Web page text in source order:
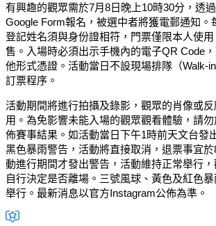
有興趣的觀眾需於7月8日晚上10時30分，透
Google Form報名，被選中者將獲電郵通知。
登記姓名須與身份證相符，門票僅限本人使
售。入場時必須出示手機內的電子QR Code
他形式憑證。活動當日不設現場排隊（Walk-
訂票程序。
活動期間將進行拍攝及錄影，觀眾的肖像或
用。為免影響未能入場的觀眾觀看體驗，請
佈賽事結果。如活動當日下午1時前天文台發
黑色暴雨警告，活動將直接取消，退票事宜
動進行期間才發出警告，活動維持正常舉行
自行決定是否離場。三號風球、黃色及紅色
舉行。最新消息以官方Instagram公佈為準。